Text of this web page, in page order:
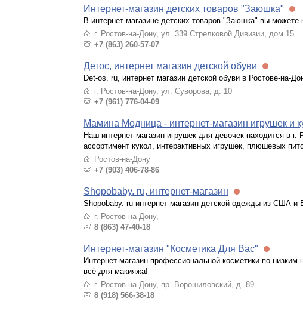
Интернет-магазин детских товаров "Заюшка"
В интернет-магазине детских товаров "Заюшка" вы
г. Ростов-на-Дону, ул. 339 Стрелковой Дивизии, дом 15
+7 (863) 260-57-07
Детос, интернет магазин детской обуви
Det-os. ru, интернет магазин детской обуви в Ростове-на-
г. Ростов-на-Дону, ул. Суворова, д. 10
+7 (961) 776-04-09
Мамина Модница - интернет-магазин игрушек и
Наш интернет-магазин игрушек для девочек находится в
ассортимент кукол, интерактивных игрушек, плюшевых
Ростов-на-Дону
+7 (903) 406-78-86
Shopobaby. ru, интернет-магазин
Shopobaby. ru интернет-магазин детской одежды из США и
г. Ростов-на-Дону,
8 (863) 47-40-18
Интернет-магазин "Косметика Для Вас"
Интернет-магазин профессиональной косметики по
всё для макияжа!
г. Ростов-на-Дону, пр. Ворошиловский, д. 89
8 (918) 566-38-18